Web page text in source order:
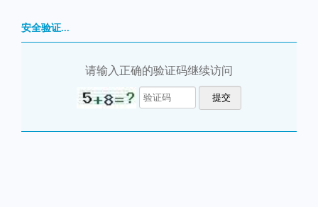
安全验证...
请输入正确的验证码继续访问